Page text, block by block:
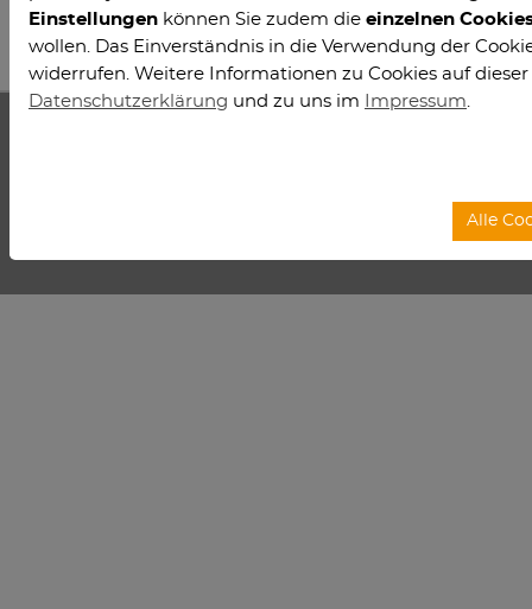
zusammen. In Anwesenheit der
niedersächsischen Wissenschaftsministerin
Professor Johanna Wanka wurde das
gemeinsame Simulationswissenschaftliche
Zentrum (SWZ) der beiden Hochschulen am 11.
Vorherige 1 2 3 4 5 6 7 8
Einstellungen können Sie zudem die einzelnen
wollen. Das Einverständnis in die Verwendung der
widerrufen. Weitere Informationen zu Cookies auf
Datenschutzerklärung und zu uns im Impressum
Alle